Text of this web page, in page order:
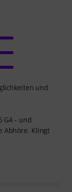
und
G4 - und
Abhöre. Klingt